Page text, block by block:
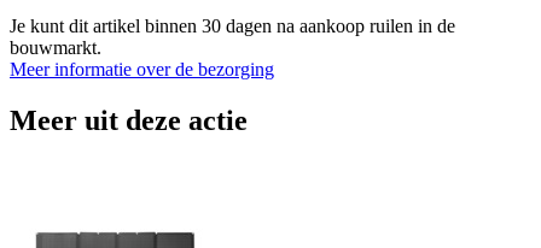
Je kunt dit artikel binnen 30 dagen na aankoop ruilen in de
bouwmarkt.
Meer informatie over de bezorging
Meer uit deze actie